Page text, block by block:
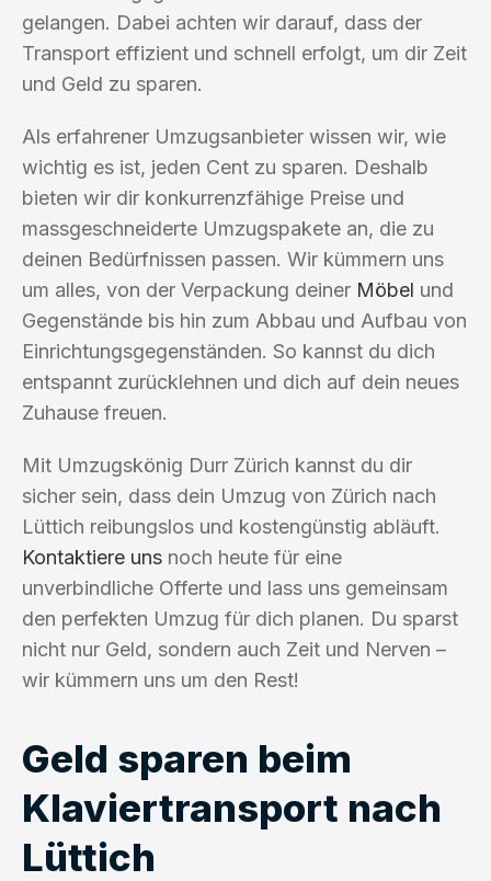
gelangen. Dabei achten wir darauf, dass der
Transport effizient und schnell erfolgt, um dir Zeit
und Geld zu sparen.
Als erfahrener Umzugsanbieter wissen wir, wie
wichtig es ist, jeden Cent zu sparen. Deshalb
bieten wir dir konkurrenzfähige Preise und
massgeschneiderte Umzugspakete an, die zu
deinen Bedürfnissen passen. Wir kümmern uns
um alles, von der Verpackung deiner Möbel und
Gegenstände bis hin zum Abbau und Aufbau von
Einrichtungsgegenständen. So kannst du dich
entspannt zurücklehnen und dich auf dein neues
Zuhause freuen.
Mit Umzugskönig Durr Zürich kannst du dir
sicher sein, dass dein Umzug von Zürich nach
Lüttich reibungslos und kostengünstig abläuft.
Kontaktiere uns noch heute für eine
unverbindliche Offerte und lass uns gemeinsam
den perfekten Umzug für dich planen. Du sparst
nicht nur Geld, sondern auch Zeit und Nerven –
wir kümmern uns um den Rest!
Geld sparen beim
Klaviertransport nach
Lüttich